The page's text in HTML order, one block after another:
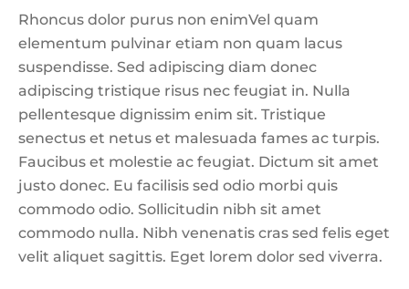
Rhoncus dolor purus non enimVel quam
elementum pulvinar etiam non quam lacus
suspendisse. Sed adipiscing diam donec
adipiscing tristique risus nec feugiat in. Nulla
pellentesque dignissim enim sit. Tristique
senectus et netus et malesuada fames ac turpis.
Faucibus et molestie ac feugiat. Dictum sit amet
justo donec. Eu facilisis sed odio morbi quis
commodo odio. Sollicitudin nibh sit amet
commodo nulla. Nibh venenatis cras sed felis eget
velit aliquet sagittis. Eget lorem dolor sed viverra.